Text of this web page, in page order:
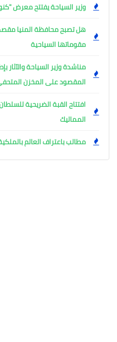
وزير السياحة يفتتح معرض
هل تصبح محافظة المنيا
مقوماتها السياحية
مناشدة وزير السياحة
المقصود على المخزن
افتتاح القبة الضريحية
المماليك
مطالب باعتراف العالم بالملكية